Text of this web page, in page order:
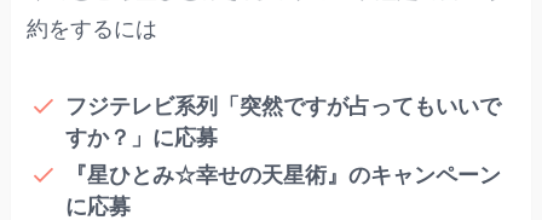
約をするには
フジテレビ系列「突然ですが占ってもいいで
すか？」に応募
『星ひとみ☆幸せの天星術』のキャンペーン
に応募